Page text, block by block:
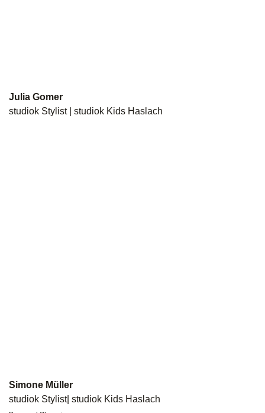
Julia Gomer
studiok Stylist | studiok Kids Haslach
Simone Müller
studiok Stylist| studiok Kids Haslach